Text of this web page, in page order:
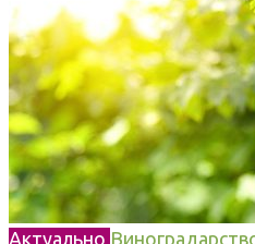
Актуально